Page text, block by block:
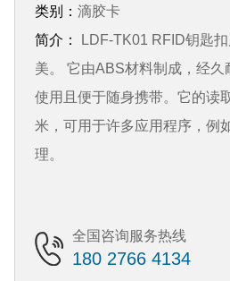
类别：滴胶卡
简介：
LDF-TK01 RFID钥匙
美。 它由ABS材料制成，经久
使用且便于随身携带。它的读
米，可用于许多应用程序，例
理。
全国咨询服务热线
180 2766 4134